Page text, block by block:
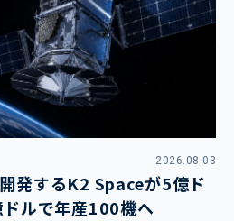
2026.08.03
発するK2 Spaceが5億ド
ルで年産100機へ